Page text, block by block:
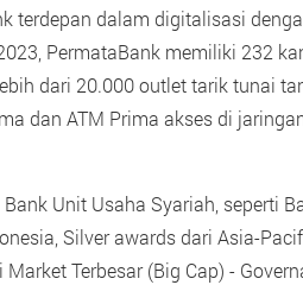
terdepan dalam digitalisasi
PermataBank memiliki 232
dari 20.000 outlet tarik tunai
dan ATM Prima akses di
Unit Usaha Syariah, seperti
Silver awards dari Asia-
Terbesar (Big Cap) -